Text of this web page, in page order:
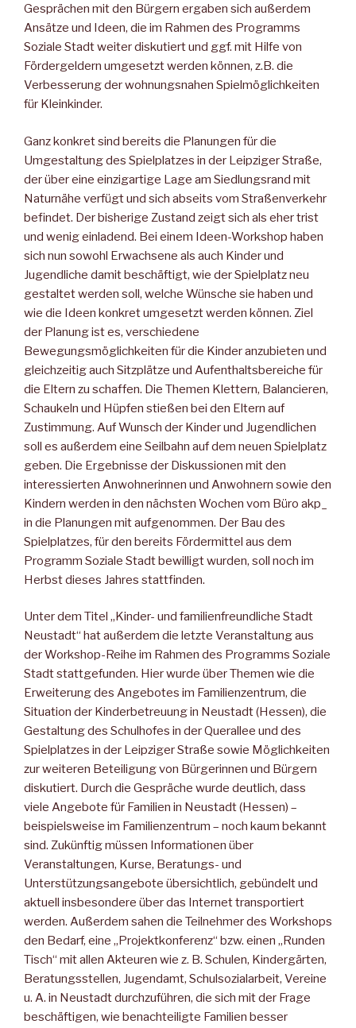
Gesprächen mit den Bürgern ergaben sich außerdem
Ansätze und Ideen, die im Rahmen des Programms
Soziale Stadt weiter diskutiert und ggf. mit Hilfe von
Fördergeldern umgesetzt werden können, z.B. die
Verbesserung der wohnungsnahen Spielmöglichkeiten
für Kleinkinder.
Ganz konkret sind bereits die Planungen für die
Umgestaltung des Spielplatzes in der Leipziger Straße,
der über eine einzigartige Lage am Siedlungsrand mit
Naturnähe verfügt und sich abseits vom Straßenverkehr
befindet. Der bisherige Zustand zeigt sich als eher trist
und wenig einladend. Bei einem Ideen-Workshop haben
sich nun sowohl Erwachsene als auch Kinder und
Jugendliche damit beschäftigt, wie der Spielplatz neu
gestaltet werden soll, welche Wünsche sie haben und
wie die Ideen konkret umgesetzt werden können. Ziel
der Planung ist es, verschiedene
Bewegungsmöglichkeiten für die Kinder anzubieten und
gleichzeitig auch Sitzplätze und Aufenthaltsbereiche für
die Eltern zu schaffen. Die Themen Klettern, Balancieren,
Schaukeln und Hüpfen stießen bei den Eltern auf
Zustimmung. Auf Wunsch der Kinder und Jugendlichen
soll es außerdem eine Seilbahn auf dem neuen Spielplatz
geben. Die Ergebnisse der Diskussionen mit den
interessierten Anwohnerinnen und Anwohnern sowie den
Kindern werden in den nächsten Wochen vom Büro akp_
in die Planungen mit aufgenommen. Der Bau des
Spielplatzes, für den bereits Fördermittel aus dem
Programm Soziale Stadt bewilligt wurden, soll noch im
Herbst dieses Jahres stattfinden.
Unter dem Titel „Kinder- und familienfreundliche Stadt
Neustadt“ hat außerdem die letzte Veranstaltung aus
der Workshop-Reihe im Rahmen des Programms Soziale
Stadt stattgefunden. Hier wurde über Themen wie die
Erweiterung des Angebotes im Familienzentrum, die
Situation der Kinderbetreuung in Neustadt (Hessen), die
Gestaltung des Schulhofes in der Querallee und des
Spielplatzes in der Leipziger Straße sowie Möglichkeiten
zur weiteren Beteiligung von Bürgerinnen und Bürgern
diskutiert. Durch die Gespräche wurde deutlich, dass
viele Angebote für Familien in Neustadt (Hessen) –
beispielsweise im Familienzentrum – noch kaum bekannt
sind. Zukünftig müssen Informationen über
Veranstaltungen, Kurse, Beratungs- und
Unterstützungsangebote übersichtlich, gebündelt und
aktuell insbesondere über das Internet transportiert
werden. Außerdem sahen die Teilnehmer des Workshops
den Bedarf, eine „Projektkonferenz“ bzw. einen „Runden
Tisch“ mit allen Akteuren wie z. B. Schulen, Kindergärten,
Beratungsstellen, Jugendamt, Schulsozialarbeit, Vereine
u. A. in Neustadt durchzuführen, die sich mit der Frage
beschäftigen, wie benachteiligte Familien besser